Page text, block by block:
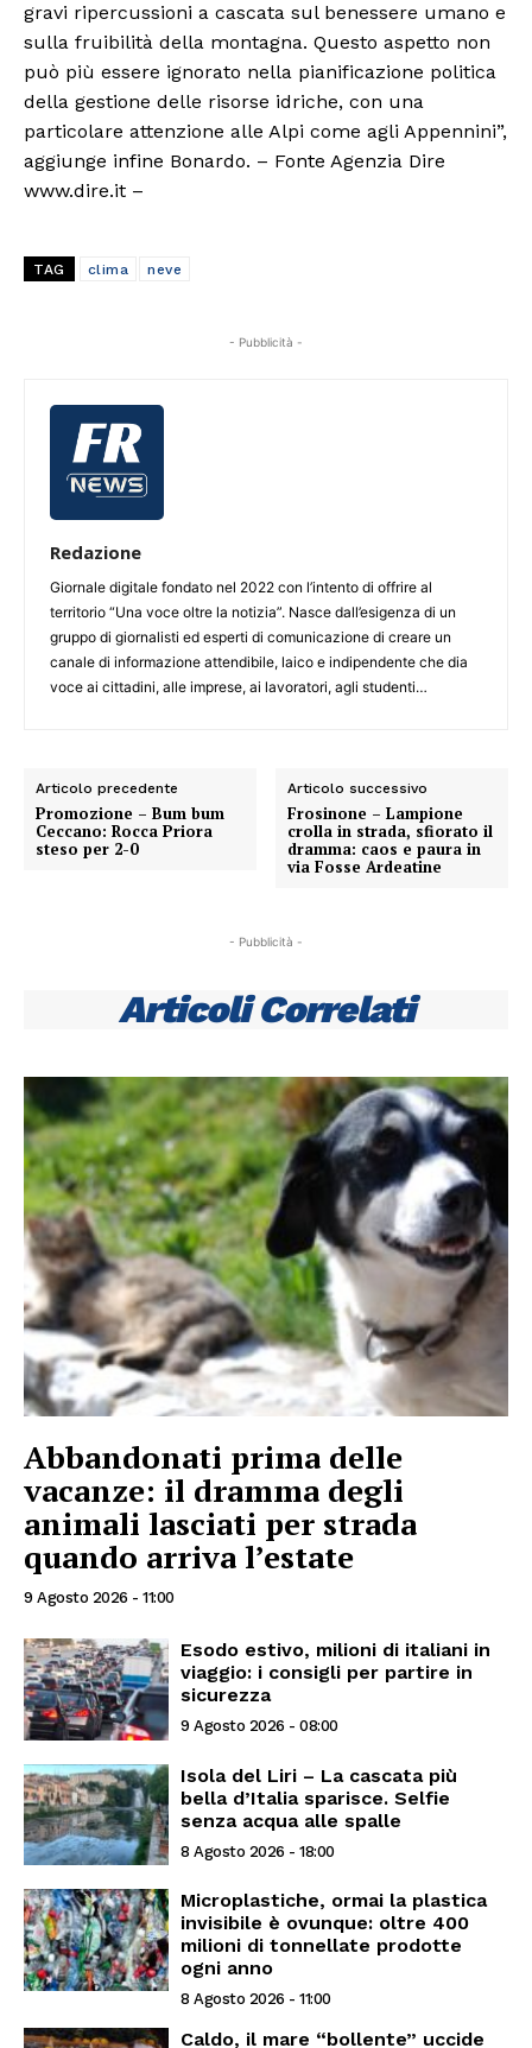
gravi ripercussioni a cascata sul benessere umano e
sulla fruibilità della montagna. Questo aspetto non
può più essere ignorato nella pianificazione politica
della gestione delle risorse idriche, con una
particolare attenzione alle Alpi come agli Appennini”,
aggiunge infine Bonardo. – Fonte Agenzia Dire
www.dire.it –
TAG clima neve
- Pubblicità -
Redazione
Giornale digitale fondato nel 2022 con l’intento di offrire al
territorio “Una voce oltre la notizia”. Nasce dall’esigenza di un
gruppo di giornalisti ed esperti di comunicazione di creare un
canale di informazione attendibile, laico e indipendente che dia
voce ai cittadini, alle imprese, ai lavoratori, agli studenti…
Articolo precedente
Promozione – Bum bum
Ceccano: Rocca Priora
steso per 2-0
Articolo successivo
Frosinone – Lampione
crolla in strada, sfiorato il
dramma: caos e paura in
via Fosse Ardeatine
- Pubblicità -
Articoli Correlati
Abbandonati prima delle
vacanze: il dramma degli
animali lasciati per strada
quando arriva l’estate
9 Agosto 2026 - 11:00
Esodo estivo, milioni di italiani in
viaggio: i consigli per partire in
sicurezza
9 Agosto 2026 - 08:00
Isola del Liri – La cascata più
bella d’Italia sparisce. Selfie
senza acqua alle spalle
8 Agosto 2026 - 18:00
Microplastiche, ormai la plastica
invisibile è ovunque: oltre 400
milioni di tonnellate prodotte
ogni anno
8 Agosto 2026 - 11:00
Caldo, il mare “bollente” uccide